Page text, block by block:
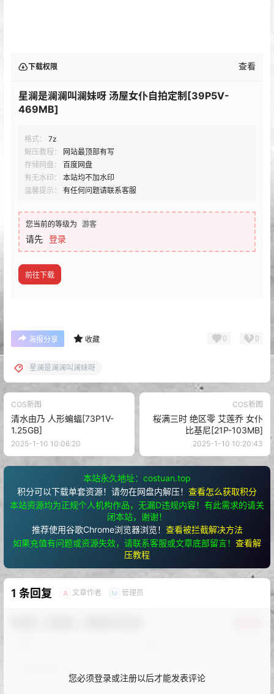
下载权限 查看
星澜是澜澜叫澜妹呀 汤屋女仆自拍定制[39P5V-
469MB]
格式：
7z
解压教程：
网站最顶部有写
存储网盘：
百度网盘
有无水印：
本站均不加水印
温馨提示：
有任何问题请联系客服
您当前的等级为 游客
请先 登录
前往下载
海报分享 收藏 0 0
星澜是澜澜叫澜妹呀
COS新图
清水由乃 人形蝙蝠[73P1V-
1.25GB]
2025-1-10 10:06:20
COS新图
桜满三时 绝区零 艾莲乔 女仆
比基尼[21P-103MB]
2025-1-10 10:20:43
本站永久地址：costuan.top
积分可以下载单套资源！请勿在网盘内解压！ 查看怎么获取积分
本站资源均为正规个人机构作品，无漏D违规内容！有此需求的请关
闭本站，谢谢！
推荐使用谷歌Chrome浏览器浏览！ 查看被拦截解决方法
如果充值有问题或资源失效，请联系客服或文章底部留言！ 查看解
压教程
1 条回复 A 文章作者 M 管理员
您必须登录或注册以后才能发表评论